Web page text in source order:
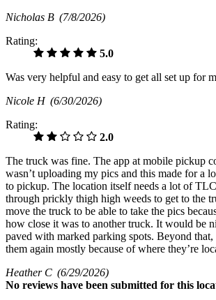
Nicholas B (7/8/2026)
Rating:
5.0
Was very helpful and easy to get all set up for
Nicole H (6/30/2026)
Rating:
2.0
The truck was fine. The app at mobile pickup
wasn’t uploading my pics and this made for a
to pickup. The location itself needs a lot of
through prickly thigh high weeds to get to the
move the truck to be able to take the pics
how close it was to another truck. It would be
paved with marked parking spots. Beyond that,
them again mostly because of where they’re
Heather C (6/29/2026)
No reviews have been submitted for this